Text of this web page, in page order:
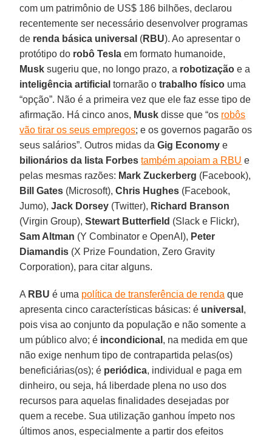
com um patrimônio de US$ 186 bilhões, declarou
recentemente ser necessário desenvolver programas
de renda básica universal (RBU). Ao apresentar o
protótipo do robô Tesla em formato humanoide,
Musk sugeriu que, no longo prazo, a robotização e a
inteligência artificial tornarão otrabalho físico uma
“opção”. Não é a primeira vez que ele faz esse tipo de
afirmação. Há cinco anos, Musk disse que “os robôs
vão tirar os seus empregos; e os governos pagarão os
seus salários”. Outros midas da Gig Economy e
bilionários da lista Forbes também apoiam a RBU e
pelas mesmas razões: Mark Zuckerberg (Facebook),
Bill Gates (Microsoft),Chris Hughes (Facebook,
Jumo),Jack Dorsey (Twitter), Richard Branson
(Virgin Group),Stewart Butterfield (Slack e Flickr),
Sam Altman (Y Combinator e OpenAI), Peter
Diamandis (X Prize Foundation, Zero Gravity
Corporation), para citar alguns.
A RBU é uma política de transferência de renda que
apresenta cinco características básicas: é universal ,
pois visa ao conjunto da população e não somente a
um público alvo; é incondicional , na medida em que
não exige nenhum tipo de contrapartida pelas(os)
beneficiárias(os); é periódica, individual e paga em
dinheiro, ou seja, há liberdade plena no uso dos
recursos para aquelas finalidades desejadas por
quem a recebe. Sua utilização ganhou ímpeto nos
últimos anos, especialmente a partir dos efeitos